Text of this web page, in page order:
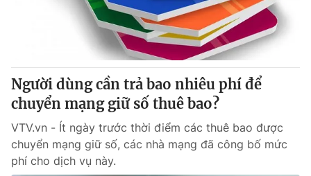
Lịch phát sóng
Chuyên mục khác
Emagazine Podcast
Photo Infographic
Người dùng cần trả bao nhiêu phí để
chuyển mạng giữ số thuê bao?
VTV.vn - Ít ngày trước thời điểm các thuê bao được
chuyển mạng giữ số, các nhà mạng đã công bố mức
phí cho dịch vụ này.